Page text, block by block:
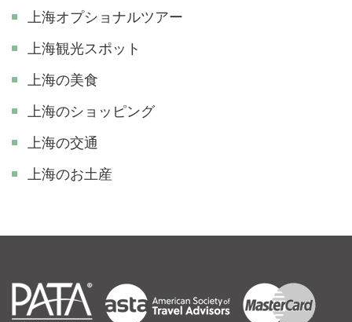
上海オプショナルツアー
上海観光スポット
上海の美食
上海のショッピング
上海の交通
上海のお土産